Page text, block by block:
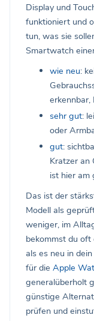
Display und
funktioniert und
tun, was sie
Smartwatch
wie neu:
erkennbar,
sehr gut:
oder
gut:
Kratzer an
ist hier am
Das ist der
Modell als
weniger, im
bekommst du oft
als es neu in
für die Apple
generalüberholt
günstige
prüfen und